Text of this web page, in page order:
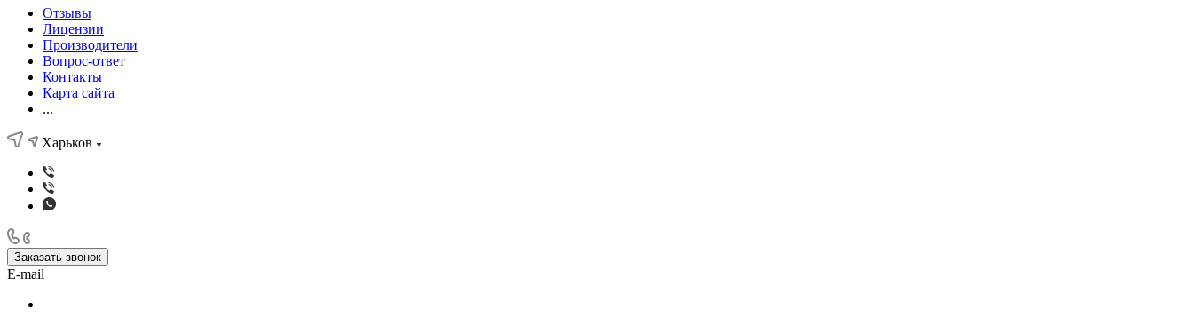
Отзывы
Лицензии
Производители
Вопрос-ответ
Контакты
Карта сайта
...
Харьков
Заказать звонок
E-mail